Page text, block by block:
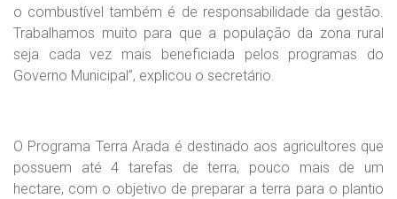
o combustível também é de responsabilidade da gestão.
Trabalhamos muito para que a população da zona rural
seja cada vez mais beneficiada pelos programas do
Governo Municipal”, explicou o secretário.
O Programa Terra Arada é destinado aos agricultores que
possuem até 4 tarefas de terra, pouco mais de um
hectare, com o objetivo de preparar a terra para o plantio